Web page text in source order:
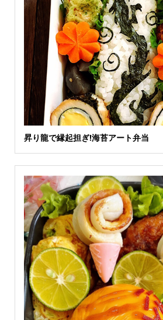
昇り龍で縁起担ぎ!海苔アート弁当